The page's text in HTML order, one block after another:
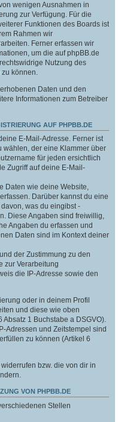
wenigen Ausnahmen in
zur Verfügung. Für die
Funktionen des Boards ist
Rahmen wir
Ferner erfassen wir
um die auf phpBB.de
Nutzung des
können.
Daten und den
Informationen zum Betreiber
AUF PHPBB.DE
E-Mail-Adresse. Ferner ist
wählen, der eine Klammer über
für jeden ersichtlich
Zugriff auf deine E-Mail-
Daten wie deine Website,
Darüber kannst du eine
was du eingibst -
Diese Angaben sind freiwillig,
Angaben du erfassen und
Daten sind im Kontext deiner
der Zustimmung zu den
zur Verarbeitung
die IP-Adresse sowie den
oder in deinem Profil
und diese wie oben
1 Buchstabe a DSGVO).
Adressen und Zeitstempel sind
zu können (Artikel 6
bzw. die von dir in
VON PHPBB.DE
Stellen